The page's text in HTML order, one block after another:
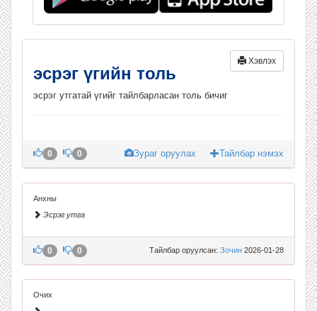
Хэвлэх
эсрэг үгийн толь
эсрэг утгатай үгийг тайлбарласан толь бичиг
Зураг оруулах Тайлбар нэмэх
0 0
Анхны
Эсрэг утга
Тайлбар оруулсан: Зочин 2026-01-28
0 0
Очих